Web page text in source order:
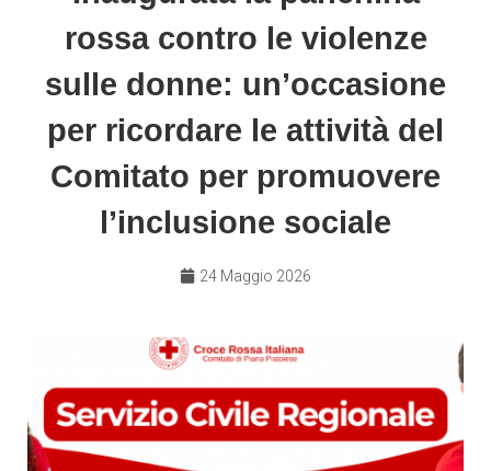
rossa contro le violenze
sulle donne: un’occasione
per ricordare le attività del
Comitato per promuovere
l’inclusione sociale
24 Maggio 2026